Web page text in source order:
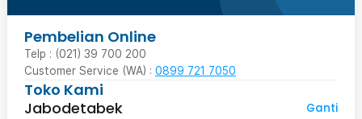
Pembelian Online
Telp : (021) 39 700 200
Customer Service (WA) : 0899 721 7050
Toko Kami
Jabodetabek
Ganti